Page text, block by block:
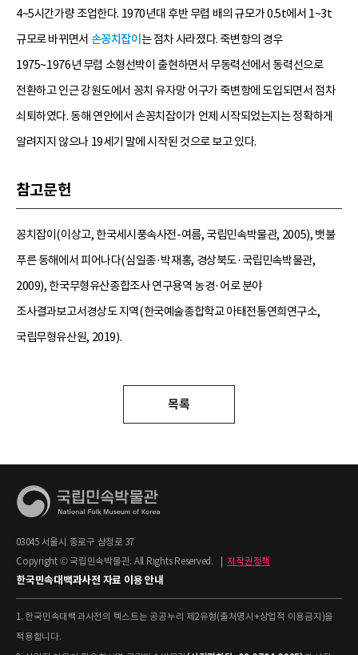
4~5시간가량 조업한다. 1970년대 후반 무렵 배의 규모가 0.5t에서 1~3t
규모로 바뀌면서 손꽁치잡이 는 점차 사라졌다. 죽변항의 경우
1975~1976년 무렵 소형선박이 출현하면서 무동력선에서 동력선으로
전환하고 인근 강원도에서 꽁치 유자망 어구가 죽변항에 도입되면서 점차
쇠퇴하였다. 동해 연안에서 손꽁치잡이가 언제 시작되었는지는 정확하게
알려지지 않으나 19세기 말에 시작된 것으로 보고 있다.
참고문헌
꽁치잡이(이상고, 한국세시풍속사전-여름, 국립민속박물관, 2005), 뱃불
푸른 동해에서 피어나다(심일종·박재홍, 경상북도·국립민속박물관,
2009), 한국무형유산종합조사 연구용역 농경·어로 분야
조사결과보고서경상도 지역(한국예술종합학교 아태전통연희연구소,
국립무형유산원, 2019).
목록
03045 서울시 종로구 삼청로 37
Copyright © 국립민속박물관. All Rights Reserved.
저작권정책
한국민속대백과사전 자료 이용 안내
1. 한국민속대백과사전의 텍스트는 공공누리 제2유형(출처명시+상업적 이용금지)을
적용합니다.